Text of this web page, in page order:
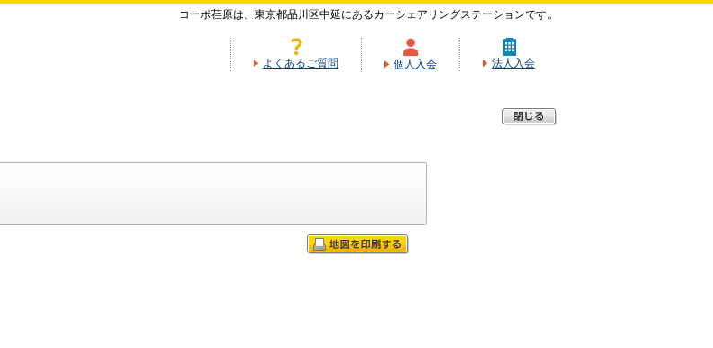
コーポ荏原は、東京都品川区中延にあるカーシェアリングステーションです。
よくあるご質問 個人入会 法人入会